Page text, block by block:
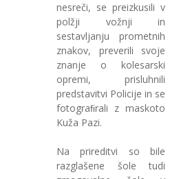
nesreči, se preizkusili v
polžji vožnji in
sestavljanju prometnih
znakov, preverili svoje
znanje o kolesarski
opremi, prisluhnili
predstavitvi Policije in se
fotograﬁrali z maskoto
Kuža Pazi.
Na prireditvi so bile
razglašene šole tudi